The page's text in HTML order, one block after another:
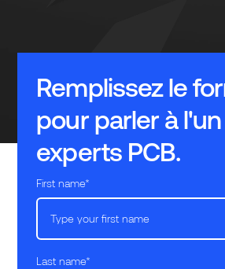
Remplissez le
pour parler à
experts PCB.
First name*
Last name*